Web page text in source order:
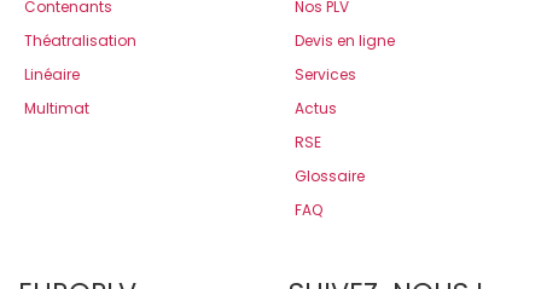
Contenants
Théatralisation
Linéaire
Multimat
Nos PLV
Devis en ligne
Services
Actus
RSE
Glossaire
FAQ